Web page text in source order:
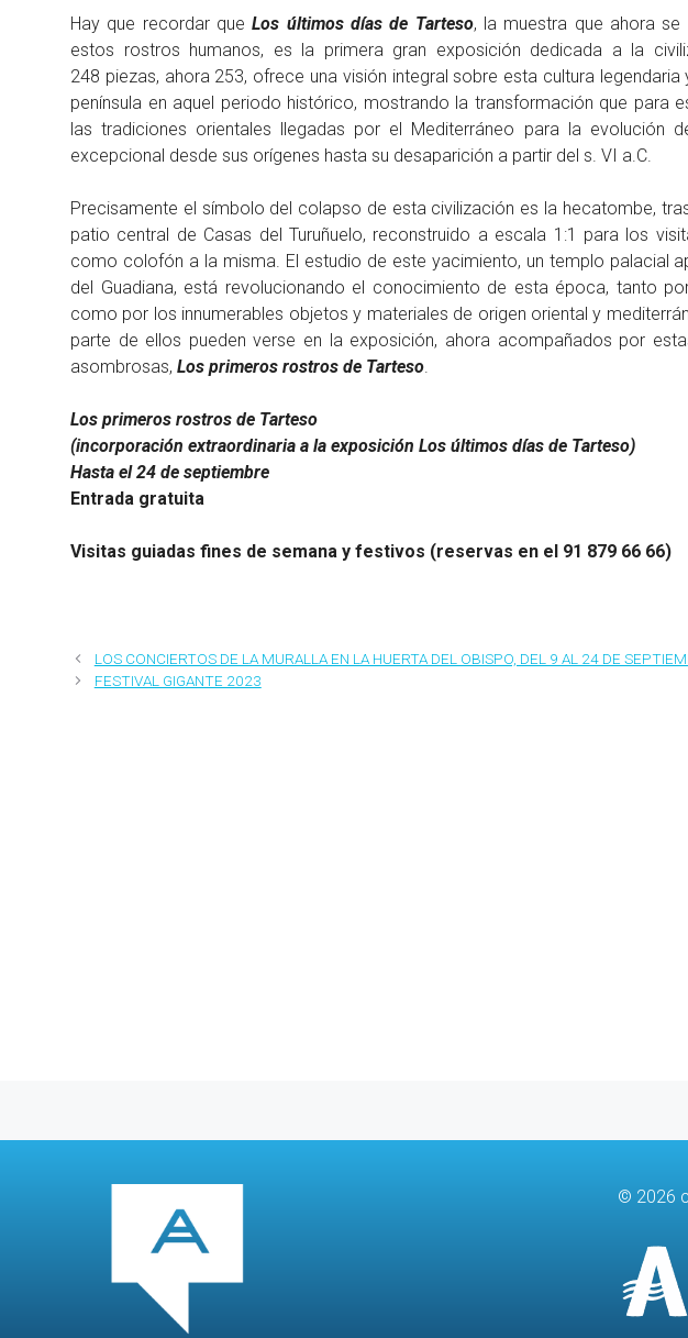
Hay que recordar queLos últimos días de Tarteso, la muestra que ahora
estos rostros humanos, es la primera gran exposición dedicada a la
248 piezas, ahora 253, ofrece una visión integral sobre esta cultura
península en aquel periodo histórico, mostrando la transformación que para
las tradiciones orientales llegadas por el Mediterráneo para la evolución
excepcional desde sus orígenes hasta su desaparición a partir del s. VI a.C.
Precisamente el símbolo del colapso de esta civilización es la hecatombe,
patio central de Casas del Turuñuelo, reconstruido a escala 1:1 para los
como colofón a la misma. El estudio de este yacimiento, un templo palacial
del Guadiana, está revolucionando el conocimiento de esta época, tanto
como por los innumerables objetos y materiales de origen oriental y
parte de ellos pueden verse en la exposición, ahora acompañados por
asombrosas, Los primeros rostros de Tarteso
Los primeros rostros de Tarteso
(incorporación extraordinaria a la exposición Los últimos días de Tarteso)
Hasta el 24 de septiembre
Entrada gratuita
Visitas guiadas fines de semana y festivos (reservas en el 91 879 66 66)
LOS CONCIERTOS DE LA MURALLA EN LA HUERTA DEL OBISPO, DEL 9 AL 24 DE
FESTIVAL GIGANTE 2023
© 2026